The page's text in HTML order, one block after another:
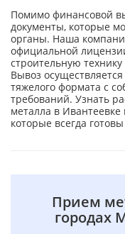
Помимо финансовой
документы, которые
органы. Наша
официальной
строительную
Вывоз
тяжелого формата с
требований. Узнать
металла в
которые всегда
Прием
городах